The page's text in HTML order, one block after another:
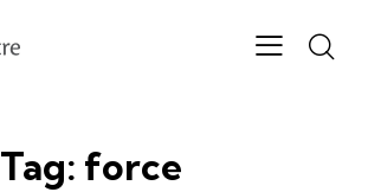
Tag: force